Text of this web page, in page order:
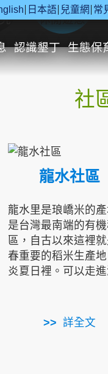
日本語 兒童網 常
認識墾丁 生態保
休閒遊憩
社
龍水社區
龍水里是琅嶠米的產
是台灣最南端的有
區，自古以來這裡
春重要的稻米生產
炎夏日裡。可以走
詳全文